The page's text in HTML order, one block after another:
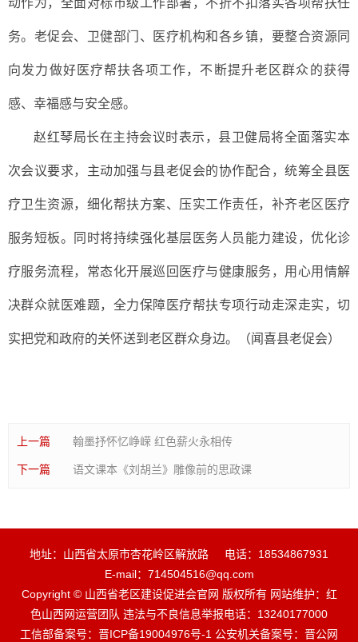
动作为，全面对标市级工作部署，不折不扣落实各项帮扶任
务。老促会、卫健部门、医疗机构和各乡镇，要整合资源同
向发力做好医疗帮扶各项工作，不断提升老区群众的获得
感、幸福感与安全感。
赵红琴局长在主持会议时表示，县卫健局将全面落实本
次会议要求，主动加强与县老促会的协作配合，统筹全县医
疗卫生资源，细化帮扶方案、压实工作责任，补齐老区医疗
服务短板。同时将持续强化基层医务人员能力建设，优化诊
疗服务流程，常态化开展巡回医疗与健康服务，用心用情解
决群众就医难题，全力保障医疗帮扶专项行动走深走实，切
实把党和政府的关怀送到老区群众身边。（闻喜县老促会）
上一篇 翰墨抒怀忆峥嵘 红色薪火永相传
语文课本《刘胡兰》雕像前的思政课
下一篇
地址：山西省太原市杏花岭区解放路
电话：18534867931
E-mail：714504516@qq.com
Copyright © 山西省老区建设促进会官网 版权所有 网站维护：红
色山西网运营团队 违法与不良信息举报电话：13240177000
工信部备案号：晋ICP备19004976号-1 公安机关备案号：晋公网